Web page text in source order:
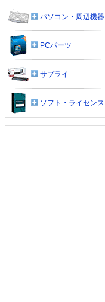
パソコン・周辺機器
PCパーツ
サプライ
ソフト・ライセンス